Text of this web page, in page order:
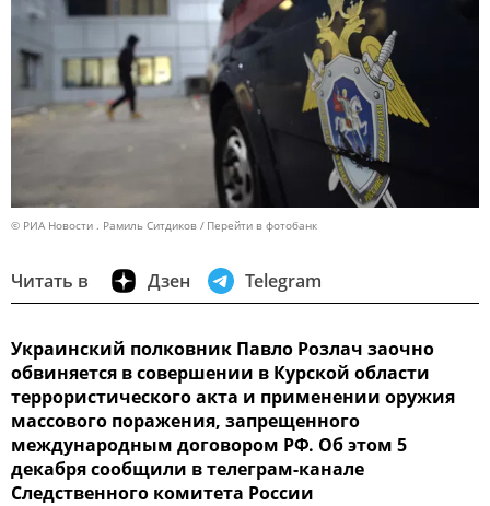
© РИА Новости . Рамиль Ситдиков Перейти в фотобанк
Читать в Дзен Telegram
Украинский полковник Павло Розлач заочно
обвиняется в совершении в Курской области
террористического акта и применении оружия
массового поражения, запрещенного
международным договором РФ. Об этом 5
декабря сообщили в телеграм-канале
Следственного комитета России